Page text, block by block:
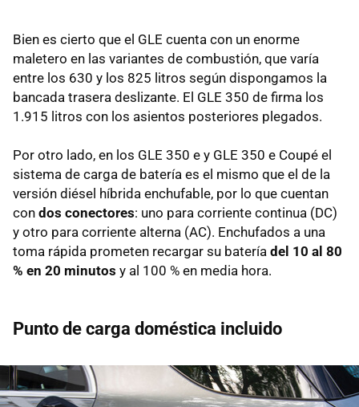
Bien es cierto que el GLE cuenta con un enorme
maletero en las variantes de combustión, que varía
entre los 630 y los 825 litros según dispongamos la
bancada trasera deslizante. El GLE 350 de firma los
1.915 litros con los asientos posteriores plegados.
Por otro lado, en los GLE 350 e y GLE 350 e Coupé el
sistema de carga de batería es el mismo que el de la
versión diésel híbrida enchufable, por lo que cuentan
con dos conectores: uno para corriente continua (DC)
y otro para corriente alterna (AC). Enchufados a una
toma rápida prometen recargar su batería del 10 al 80
% en 20 minutos y al 100 % en media hora.
Punto de carga doméstica incluido